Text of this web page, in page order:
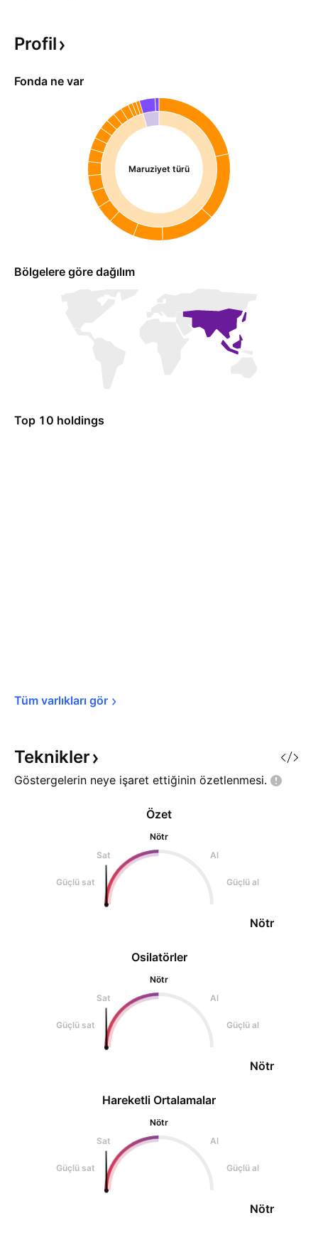
Profil
Fonda ne var
Maruziyet türü
Bölgelere göre dağılım
Top 10 holdings
Tüm varlıkları gör
Teknikler
Göstergelerin neye işaret ettiğinin özetlenmesi.
Osilatörler
Nötr
Sat
Al
Güçlü sat Güçlü al
Nötr
Özet
Nötr
Sat
Al
Güçlü sat Güçlü al
Nötr
Hareketli Ortalamalar
Nötr
Sat
Al
Güçlü sat Güçlü al
Nötr